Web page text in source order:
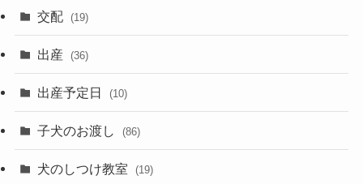
交配 (19)
出産 (36)
出産予定日 (10)
子犬のお渡し (86)
犬のしつけ教室 (19)